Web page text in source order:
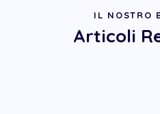
IL NOSTRO
Articoli